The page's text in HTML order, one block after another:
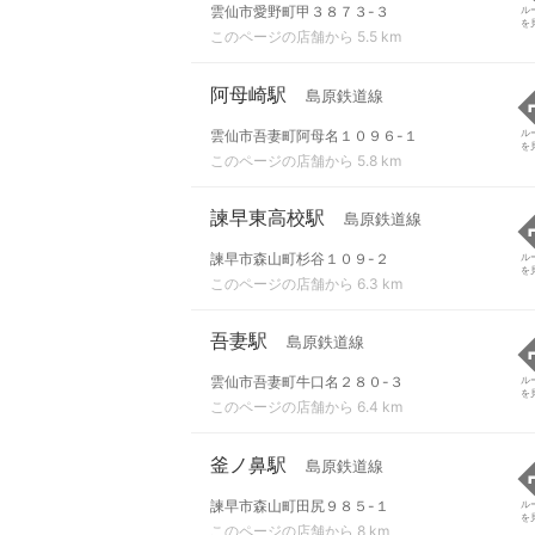
雲仙市愛野町甲３８７３-３
このページの店舗から 5.5 km
ル
を
阿母崎駅 島原鉄道線
雲仙市吾妻町阿母名１０９６-１
このページの店舗から 5.8 km
ル
を
諫早東高校駅 島原鉄道線
諫早市森山町杉谷１０９-２
このページの店舗から 6.3 km
ル
を
吾妻駅 島原鉄道線
雲仙市吾妻町牛口名２８０-３
このページの店舗から 6.4 km
ル
を
釜ノ鼻駅 島原鉄道線
諫早市森山町田尻９８５-１
このページの店舗から 8 km
ル
を